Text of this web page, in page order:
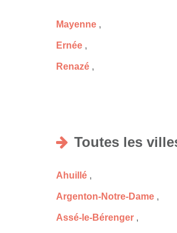
Mayenne ,
Ernée ,
Renazé ,
Toutes les
Ahuillé ,
Argenton-Notre-Dame ,
Assé-le-Bérenger ,